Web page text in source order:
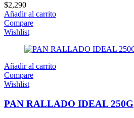
$2,290
Añadir al carrito
Compare
Wishlist
Añadir al carrito
Compare
Wishlist
PAN RALLADO IDEAL 250G